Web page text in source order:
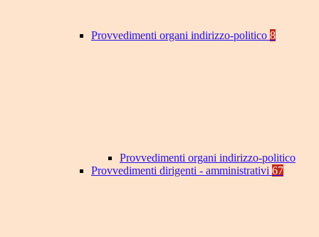
Provvedimenti organi indirizzo-politico 8
Provvedimenti organi indirizzo-politico
Provvedimenti dirigenti - amministrativi 67